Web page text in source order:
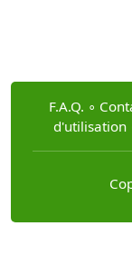
F.A.Q. ∘
d'utilisation